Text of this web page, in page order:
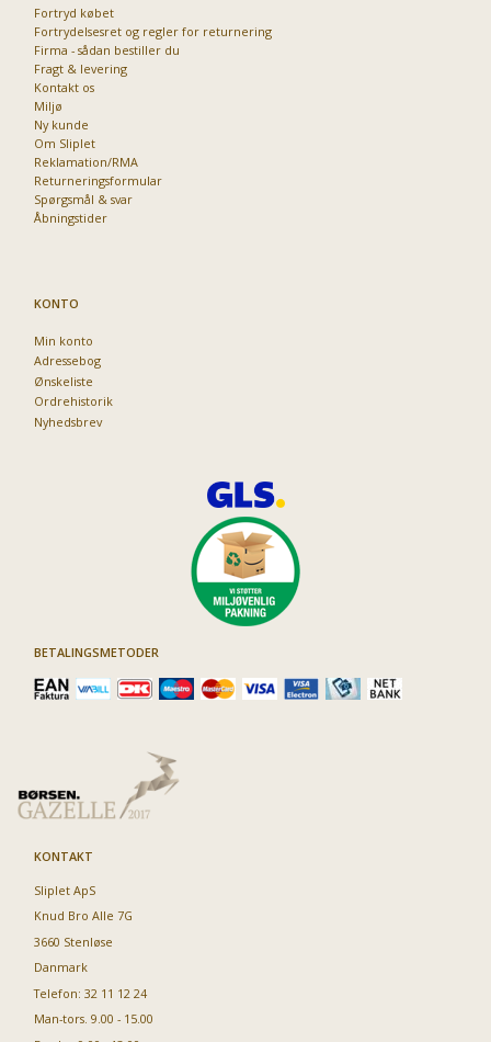
Fortryd købet
Fortrydelsesret og regler for returnering
Firma - sådan bestiller du
Fragt & levering
Kontakt os
Miljø
Ny kunde
Om Sliplet
Reklamation/RMA
Returneringsformular
Spørgsmål & svar
Åbningstider
KONTO
Min konto
Adressebog
Ønskeliste
Ordrehistorik
Nyhedsbrev
BETALINGSMETODER
KONTAKT
Sliplet ApS
Knud Bro Alle 7G
3660 Stenløse
Danmark
Telefon: 32 11 12 24
Man-tors. 9.00 - 15.00